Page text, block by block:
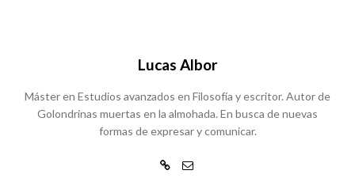
Lucas Albor
Máster en Estudios avanzados en Filosofía y escritor. Autor de
Golondrinas muertas en la almohada. En busca de nuevas
formas de expresar y comunicar.